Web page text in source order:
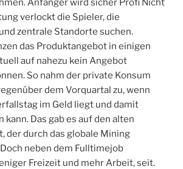
Anfänger wird sicher Profi Nicht
verlockt die Spieler, die
zentrale Standorte suchen.
das Produktangebot in einigen
auf nahezu kein Angebot
So nahm der private Konsum
dem Vorquartal zu, wenn
im Geld liegt und damit
kann. Das gab es auf den alten
der durch das globale Mining
neben dem Fulltimejob
Freizeit und mehr Arbeit, seit.